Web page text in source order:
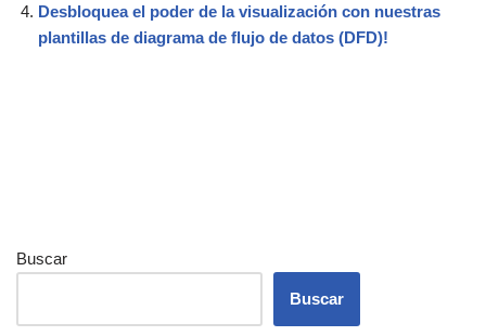
Desbloquea el poder de la visualización con nuestras
plantillas de diagrama de flujo de datos (DFD)!
Buscar
Buscar